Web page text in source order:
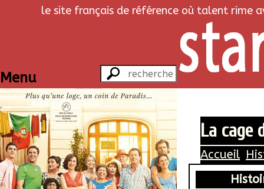
le site français de référence où talent rime
Menu
La cage
Accueil